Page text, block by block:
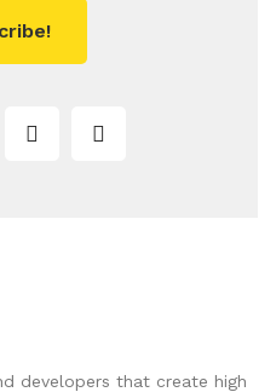
developers that create high